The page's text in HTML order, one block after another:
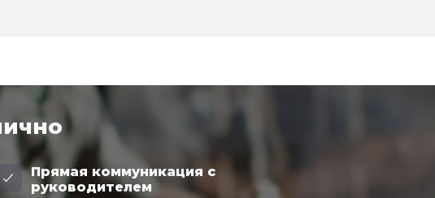
Прямая коммуникация с
руководителем